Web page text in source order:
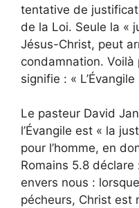
tentative de
de la Loi. Seule la «
Jésus-Christ, peut
condamnation.
signifie : «
Le pasteur David
l’Évangile est « la
pour l’homme, en
Romains 5.8
envers nous :
pécheurs, Christ est